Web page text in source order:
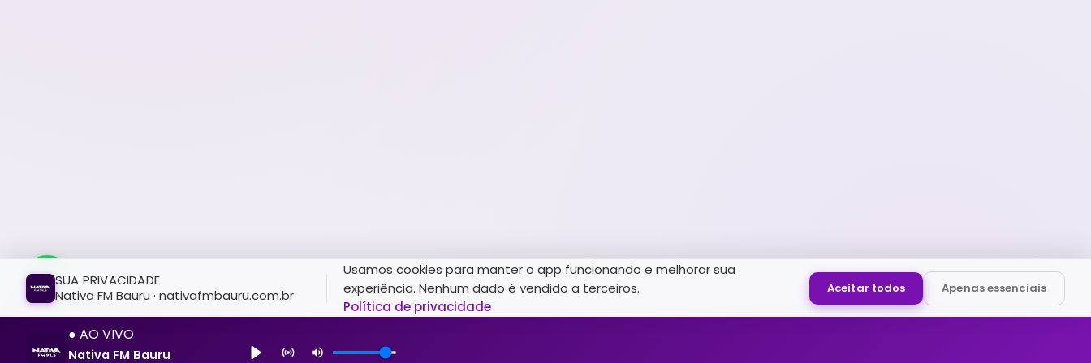
● AO VIVO
Nativa FM Bauru
SUA PRIVACIDADE
Nativa FM Bauru · nativafmbauru.com.br
Usamos cookies para manter o app funcionando e melhorar sua
experiência. Nenhum dado é vendido a terceiros.
Política de privacidade
Aceitar todos Apenas essenciais